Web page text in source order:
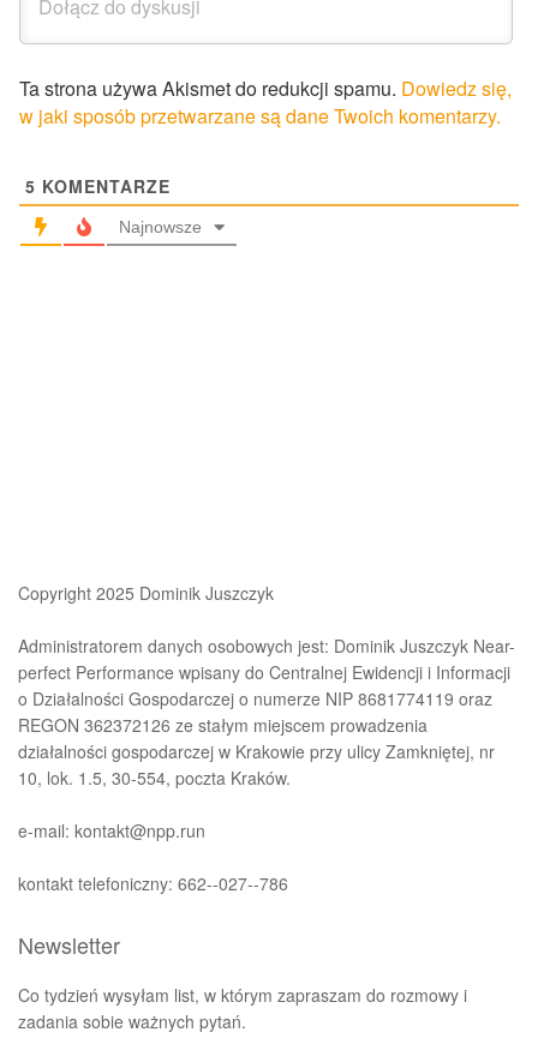
Ta strona używa Akismet do redukcji spamu. Dowiedz się,
w jaki sposób przetwarzane są dane Twoich komentarzy.
5 KOMENTARZE
Najnowsze
Copyright 2025 Dominik Juszczyk
Administratorem danych osobowych jest: Dominik Juszczyk Near-
perfect Performance wpisany do Centralnej Ewidencji i Informacji
o Działalności Gospodarczej o numerze NIP 8681774119 oraz
REGON 362372126 ze stałym miejscem prowadzenia
działalności gospodarczej w Krakowie przy ulicy Zamkniętej, nr
10, lok. 1.5, 30-554, poczta Kraków.
e-mail: kontakt@npp.run
kontakt telefoniczny: 662--027--786
Newsletter
Co tydzień wysyłam list, w którym zapraszam do rozmowy i
zadania sobie ważnych pytań.